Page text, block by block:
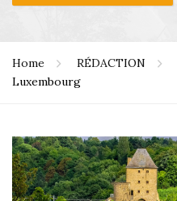
Home RÉDACTION
Luxembourg